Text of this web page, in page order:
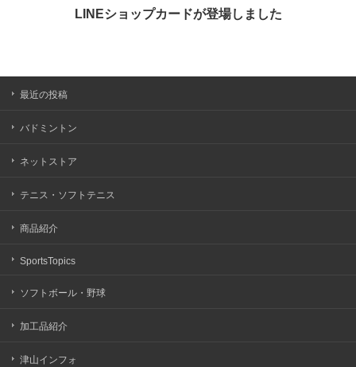
LINEショップカードが登場しました
最近の投稿
バドミントン
ネットストア
テニス・ソフトテニス
商品紹介
SportsTopics
ソフトボール・野球
加工品紹介
津山インフォ